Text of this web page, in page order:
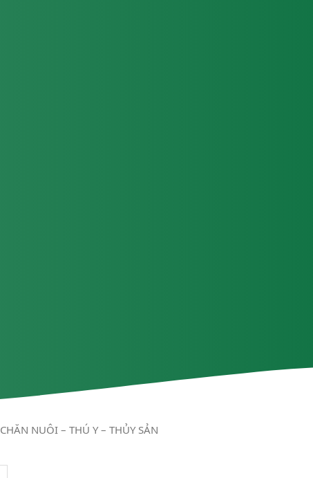
CHĂN NUÔI – THÚ Y – THỦY SẢN